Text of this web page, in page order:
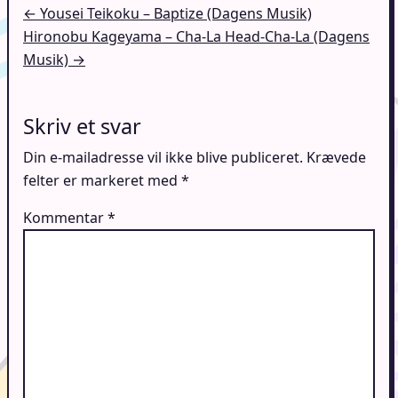
Indlægsnavigation
← Yousei Teikoku – Baptize (Dagens Musik)
Hironobu Kageyama – Cha-La Head-Cha-La (Dagens
Musik) →
Skriv et svar
Din e-mailadresse vil ikke blive publiceret. Krævede
felter er markeret med *
Kommentar*